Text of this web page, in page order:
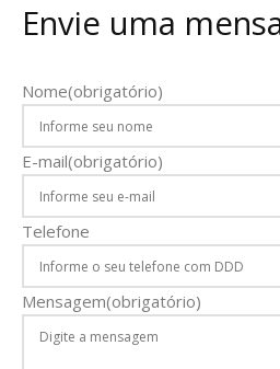
Envie uma
Nome(obrigatório)
E-mail(obrigatório)
Telefone
Mensagem(obrigatório)